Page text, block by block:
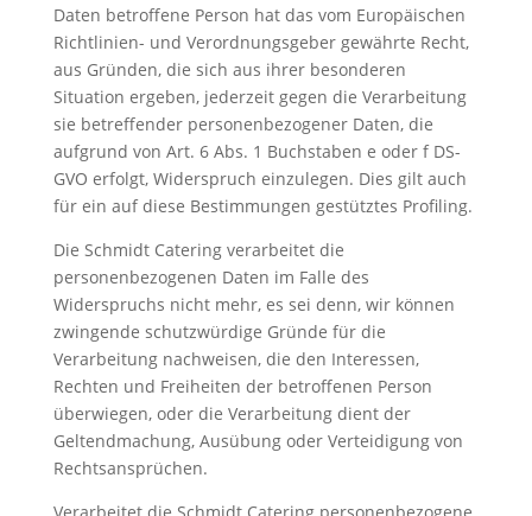
Daten betroffene Person hat das vom Europäischen
Richtlinien- und Verordnungsgeber gewährte Recht,
aus Gründen, die sich aus ihrer besonderen
Situation ergeben, jederzeit gegen die Verarbeitung
sie betreffender personenbezogener Daten, die
aufgrund von Art. 6 Abs. 1 Buchstaben e oder f DS-
GVO erfolgt, Widerspruch einzulegen. Dies gilt auch
für ein auf diese Bestimmungen gestütztes Profiling.
Die Schmidt Catering verarbeitet die
personenbezogenen Daten im Falle des
Widerspruchs nicht mehr, es sei denn, wir können
zwingende schutzwürdige Gründe für die
Verarbeitung nachweisen, die den Interessen,
Rechten und Freiheiten der betroffenen Person
überwiegen, oder die Verarbeitung dient der
Geltendmachung, Ausübung oder Verteidigung von
Rechtsansprüchen.
Verarbeitet die Schmidt Catering personenbezogene